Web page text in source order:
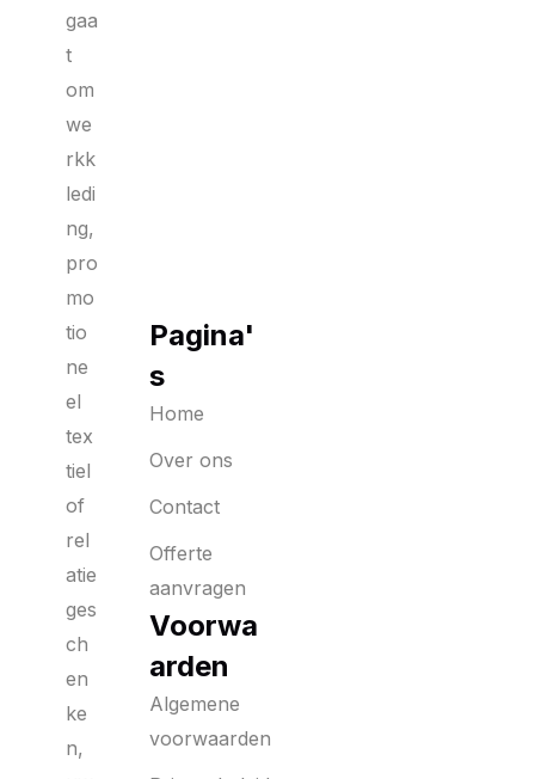
gaa
t
om
we
rkk
ledi
ng,
pro
mo
tio
ne
el
tex
tiel
of
rel
atie
ges
ch
en
ke
n,
Pagina'
s
Home
Over ons
Contact
Offerte
aanvragen
Voorwa
arden
Algemene
voorwaarden